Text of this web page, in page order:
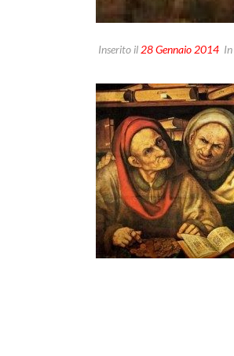
Inserito il 28 Gennaio 2014 In